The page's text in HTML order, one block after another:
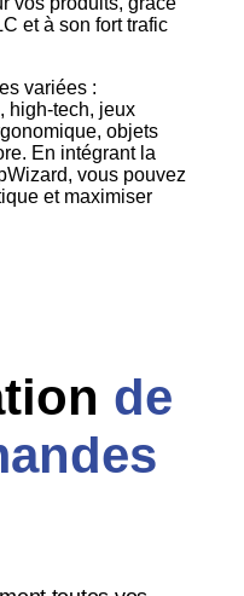
et à son fort trafic
variées :
high-tech, jeux
objets
En intégrant la
vous pouvez
et maximiser
de